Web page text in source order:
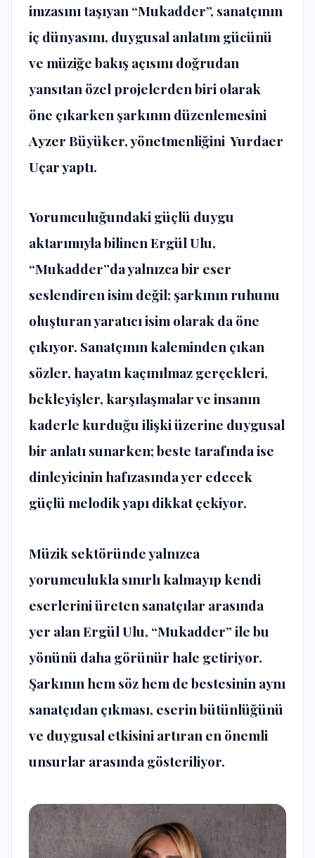
imzasını taşıyan “Mukadder”, sanatçının
iç dünyasını, duygusal anlatım gücünü
ve müziğe bakış açısını doğrudan
yansıtan özel projelerden biri olarak
öne çıkarken şarkının düzenlemesini
Ayzer Büyüker, yönetmenliğini Yurdaer
Uçar yaptı.
Yorumculuğundaki güçlü duygu
aktarımıyla bilinen Ergül Ulu,
“Mukadder”da yalnızca bir eser
seslendiren isim değil; şarkının ruhunu
oluşturan yaratıcı isim olarak da öne
çıkıyor. Sanatçının kaleminden çıkan
sözler, hayatın kaçınılmaz gerçekleri,
bekleyişler, karşılaşmalar ve insanın
kaderle kurduğu ilişki üzerine duygusal
bir anlatı sunarken; beste tarafında ise
dinleyicinin hafızasında yer edecek
güçlü melodik yapı dikkat çekiyor.
Müzik sektöründe yalnızca
yorumculukla sınırlı kalmayıp kendi
eserlerini üreten sanatçılar arasında
yer alan Ergül Ulu, “Mukadder” ile bu
yönünü daha görünür hale getiriyor.
Şarkının hem söz hem de bestesinin aynı
sanatçıdan çıkması, eserin bütünlüğünü
ve duygusal etkisini artıran en önemli
unsurlar arasında gösteriliyor.